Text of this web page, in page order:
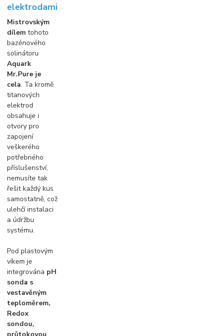
elektrodami
Mistrovským
dílem tohoto
bazénového
solinátoru
Aquark
Mr.Pure je
cela. Ta kromě
titanových
elektrod
obsahuje i
otvory pro
zapojení
veškerého
potřebného
příslušenství,
nemusíte tak
řešit každý kus
samostatně, což
ulehčí instalaci
a údržbu
systému.
Pod plastovým
víkem je
integrována pH
sonda s
vestavěným
teploměrem,
Redox
sondou,